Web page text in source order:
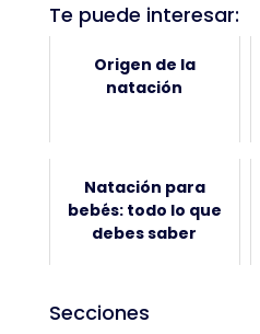
Te puede interesar:
Origen de la
natación
Natación para
bebés: todo lo que
debes saber
Secciones